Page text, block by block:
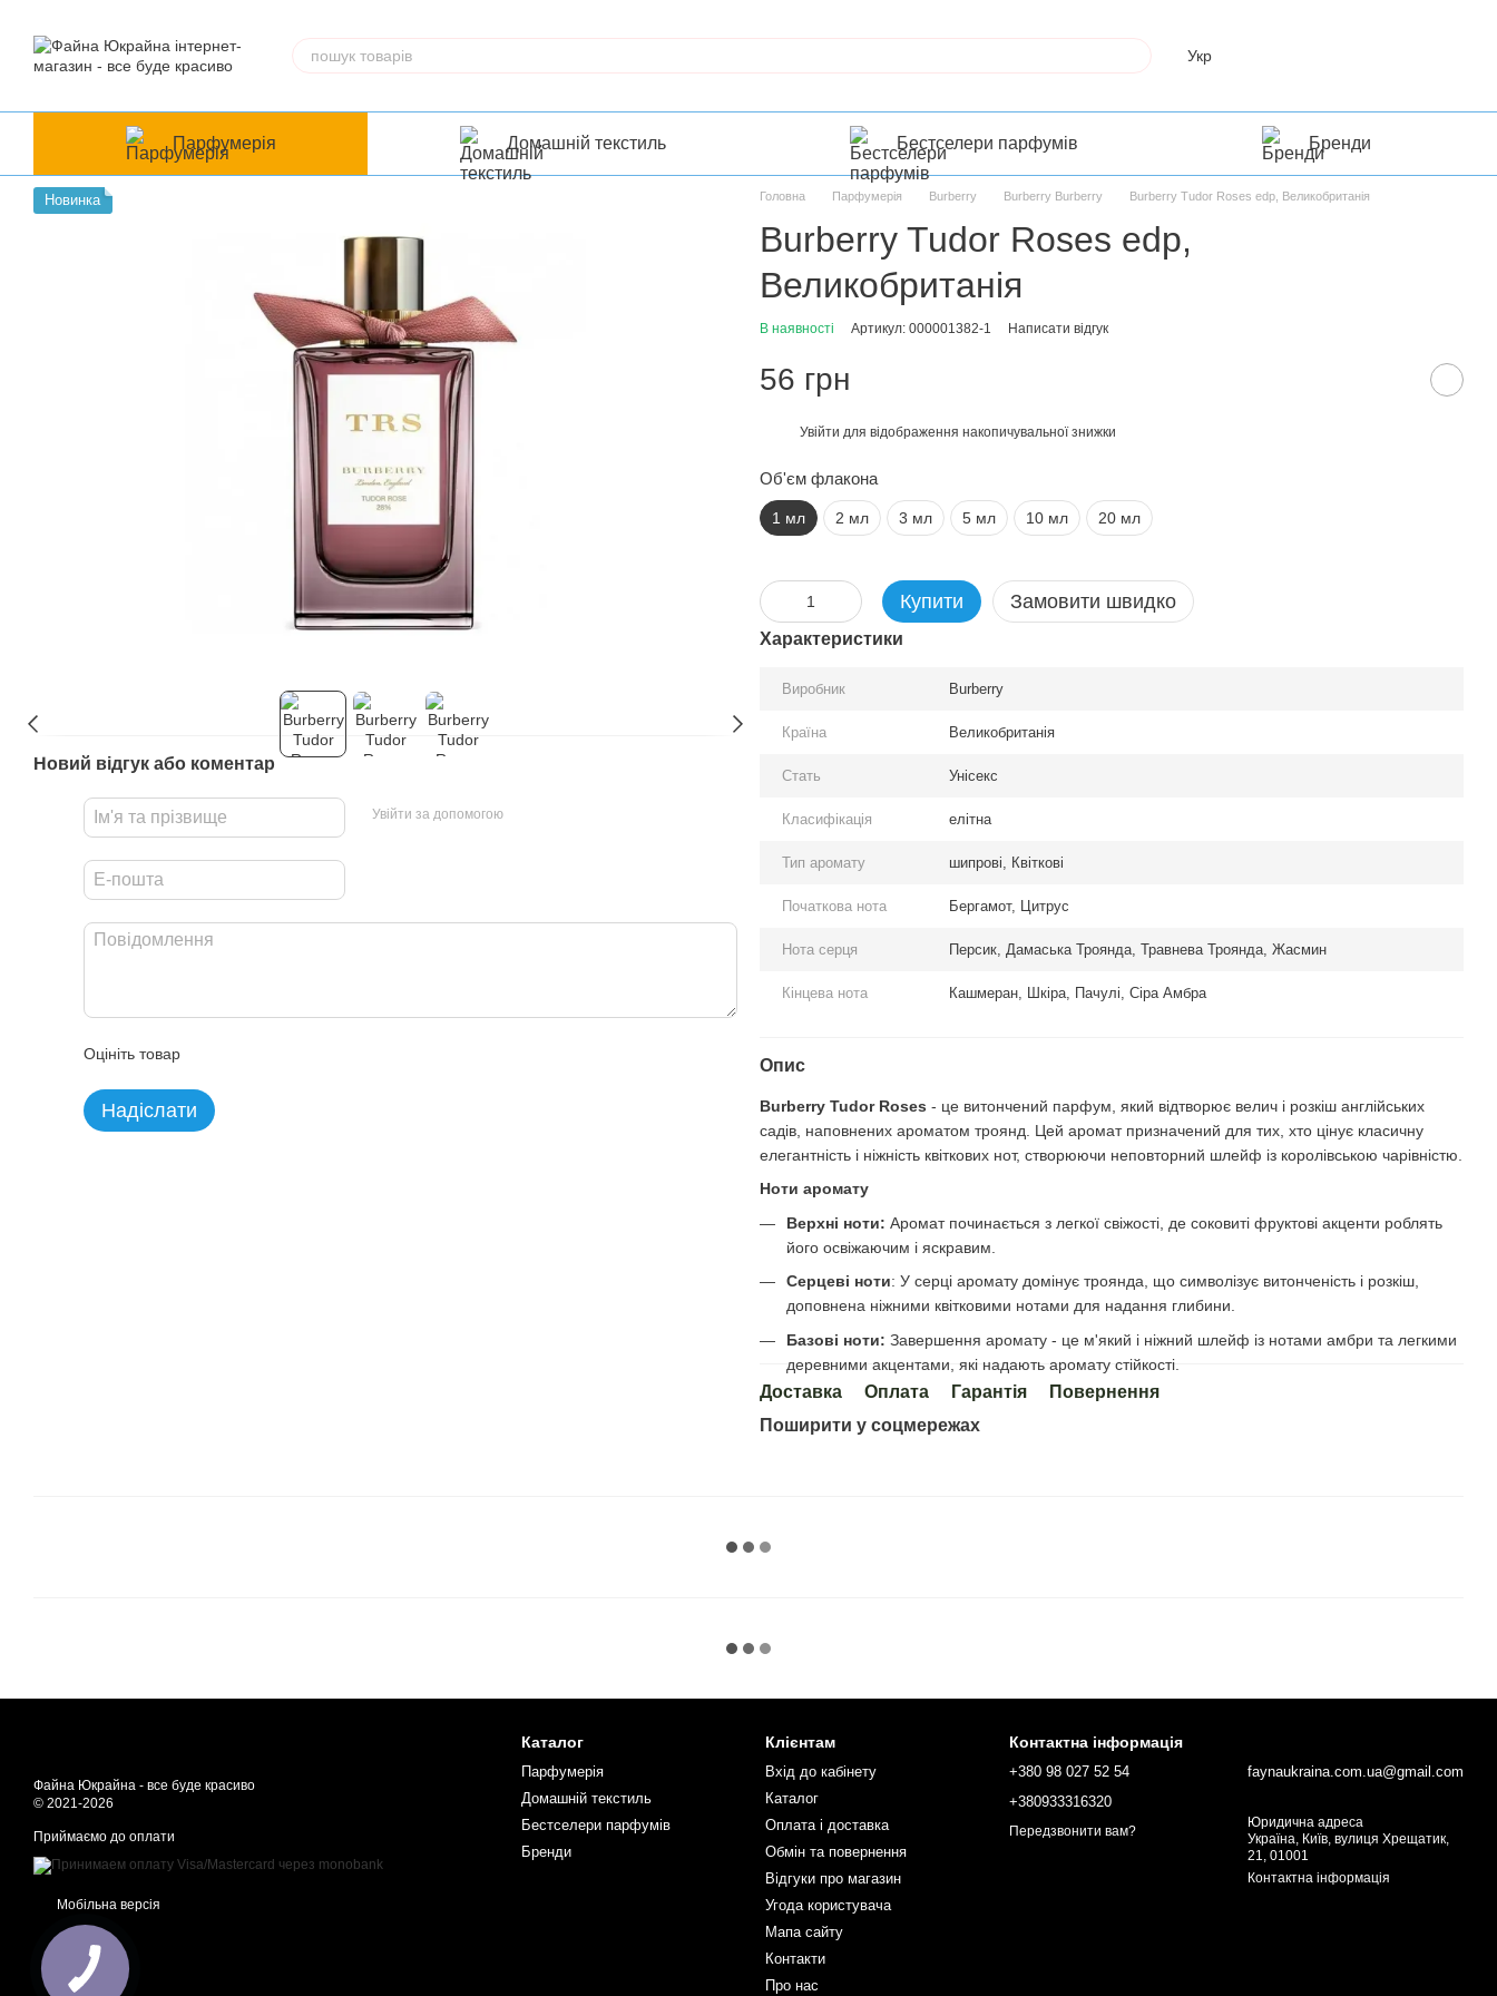
Укр
Парфумерія Домашній текстиль Бестселери парфумів Бренди
Новинка
Новий відгук або коментар
Увійти за допомогою
Оцініть товар
Надіслати
Головна Парфумерія Burberry Burberry Burberry Burberry Tudor Roses edp, Великобританія
Burberry Tudor Roses edp,
Великобританія
В наявності Артикул: 000001382-1 Написати відгук
56 грн
Увійти для відображення накопичувальної знижки
Об'єм флакона
1 мл 2 мл 3 мл 5 мл 10 мл 20 мл
Купити Замовити швидко
Характеристики
Виробник Burberry
Країна Великобританія
Стать Унісекс
Класифікація елітна
Тип аромату шипрові, Квіткові
Початкова нота Бергамот, Цитрус
Нота серця Персик, Дамаська Троянда, Травнева Троянда, Жасмин
Кінцева нота Кашмеран, Шкіра, Пачулі, Сіра Амбра
Опис
Burberry Tudor Roses - це витончений парфум, який відтворює велич і розкіш англійських
садів, наповнених ароматом троянд. Цей аромат призначений для тих, хто цінує класичну
елегантність і ніжність квіткових нот, створюючи неповторний шлейф із королівською чарівністю.
Ноти аромату
Верхні ноти: Аромат починається з легкої свіжості, де соковиті фруктові акценти роблять
його освіжаючим і яскравим.
Серцеві ноти: У серці аромату домінує троянда, що символізує витонченість і розкіш,
доповнена ніжними квітковими нотами для надання глибини.
Базові ноти: Завершення аромату - це м'який і ніжний шлейф із нотами амбри та легкими
деревними акцентами, які надають аромату стійкості.
Доставка Оплата Гарантія
Повернення
Поширити у соцмережах
Файна Юкрайна - все буде красиво
© 2021-2026
Приймаємо до оплати
Мобільна версія
Каталог
Парфумерія
Домашній текстиль
Бестселери парфумів
Бренди
Клієнтам
Вхід до кабінету
Каталог
Оплата і доставка
Обмін та повернення
Відгуки про магазин
Угода користувача
Мапа сайту
Контакти
Про нас
Контактна інформація
+380 98 027 52 54
+380933316320
Передзвонити вам?
faynaukraina.com.ua@gmail.com
Юридична адреса
Україна, Київ, вулиця Хрещатик,
21, 01001
Контактна інформація